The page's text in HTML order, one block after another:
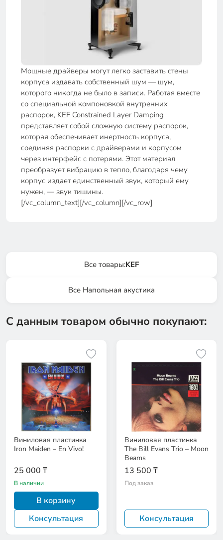
Мощные драйверы могут легко заставить стены
корпуса издавать собственный шум — шум,
которого никогда не было в записи. Работая вместе
со специальной компоновкой внутренних
распорок, KEF Constrained Layer Damping
представляет собой сложную систему распорок,
которая обеспечивает инертность корпуса,
соединяя распорки с драйверами и корпусом
через интерфейс с потерями. Этот материал
преобразует вибрацию в тепло, благодаря чему
корпус издает единственный звук, который ему
нужен, — звук тишины.
[/vc_column_text][/vc_column][/vc_row]
Все товары:KEF
Все Напольная акустика
С данным товаром обычно покупают:
Виниловая пластинка
Iron Maiden – En Vivo!
25 000 ₸
В наличии
В корзину
Консультация
Виниловая пластинка
The Bill Evans Trio – Moon
Beams
13 500 ₸
Под заказ
Консультация